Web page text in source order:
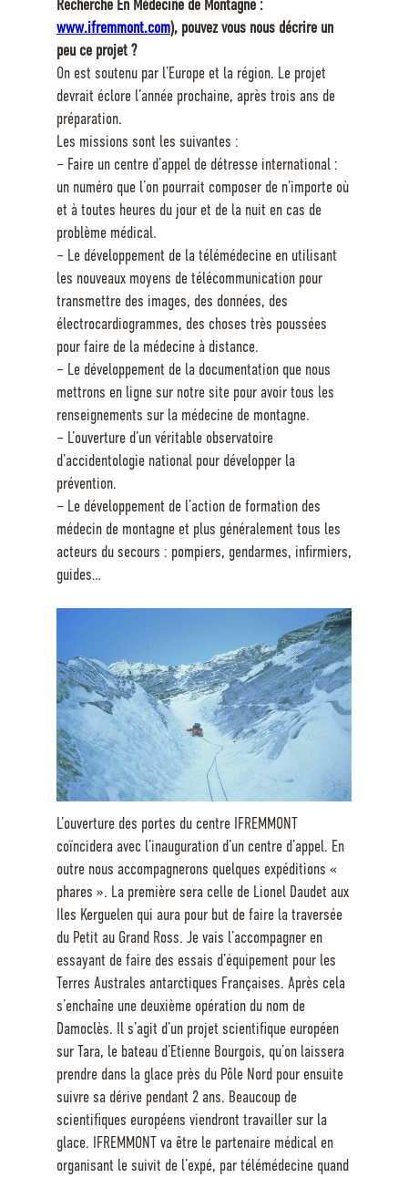
Recherche En Médecine de Montagne :
www.ifremmont.com), pouvez vous nous décrire un
peu ce projet ?
On est soutenu par l’Europe et la région. Le projet
devrait éclore l’année prochaine, après trois ans de
préparation.
Les missions sont les suivantes :
– Faire un centre d’appel de détresse international :
un numéro que l’on pourrait composer de n’importe où
et à toutes heures du jour et de la nuit en cas de
problème médical.
– Le développement de la télémédecine en utilisant
les nouveaux moyens de télécommunication pour
transmettre des images, des données, des
électrocardiogrammes, des choses très poussées
pour faire de la médecine à distance.
– Le développement de la documentation que nous
mettrons en ligne sur notre site pour avoir tous les
renseignements sur la médecine de montagne.
– L’ouverture d’un véritable observatoire
d’accidentologie national pour développer la
prévention.
– Le développement de l’action de formation des
médecin de montagne et plus généralement tous les
acteurs du secours : pompiers, gendarmes, infirmiers,
guides…
L’ouverture des portes du centre IFREMMONT
coïncidera avec l’inauguration d’un centre d’appel. En
outre nous accompagnerons quelques expéditions «
phares ». La première sera celle de Lionel Daudet aux
Iles Kerguelen qui aura pour but de faire la traversée
du Petit au Grand Ross. Je vais l’accompagner en
essayant de faire des essais d’équipement pour les
Terres Australes antarctiques Françaises. Après cela
s’enchaîne une deuxième opération du nom de
Damoclès. Il s’agit d’un projet scientifique européen
sur Tara, le bateau d’Etienne Bourgois, qu’on laissera
prendre dans la glace près du Pôle Nord pour ensuite
suivre sa dérive pendant 2 ans. Beaucoup de
scientifiques européens viendront travailler sur la
glace. IFREMMONT va être le partenaire médical en
organisant le suivit de l’expé, par télémédecine quand